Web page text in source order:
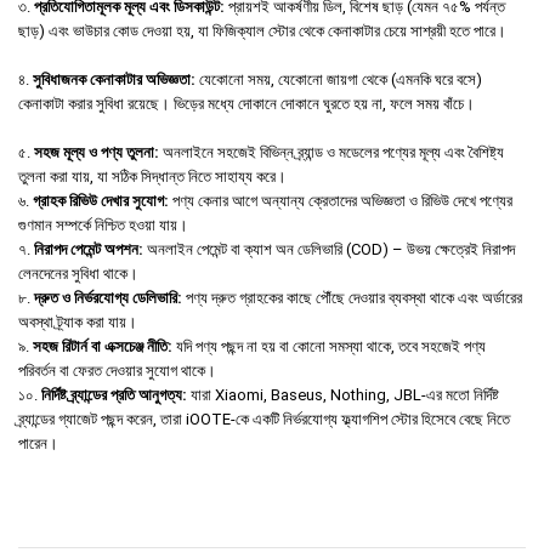
৩. প্রতিযোগিতামূলক মূল্য এবং ডিসকাউন্ট: প্রায়শই আকর্ষণীয় ডিল, বিশেষ ছাড় (যেমন ৭৫% পর্যন্ত
ছাড়) এবং ভাউচার কোড দেওয়া হয়, যা ফিজিক্যাল স্টোর থেকে কেনাকাটার চেয়ে সাশ্রয়ী হতে পারে।
৪. সুবিধাজনক কেনাকাটার অভিজ্ঞতা: যেকোনো সময়, যেকোনো জায়গা থেকে (এমনকি ঘরে বসে)
কেনাকাটা করার সুবিধা রয়েছে। ভিড়ের মধ্যে দোকানে দোকানে ঘুরতে হয় না, ফলে সময় বাঁচে।
৫. সহজ মূল্য ও পণ্য তুলনা: অনলাইনে সহজেই বিভিন্ন ব্র্যান্ড ও মডেলের পণ্যের মূল্য এবং বৈশিষ্ট্য
তুলনা করা যায়, যা সঠিক সিদ্ধান্ত নিতে সাহায্য করে।
৬. গ্রাহক রিভিউ দেখার সুযোগ: পণ্য কেনার আগে অন্যান্য ক্রেতাদের অভিজ্ঞতা ও রিভিউ দেখে পণ্যের
গুণমান সম্পর্কে নিশ্চিত হওয়া যায়।
৭. নিরাপদ পেমেন্ট অপশন: অনলাইন পেমেন্ট বা ক্যাশ অন ডেলিভারি (COD) – উভয় ক্ষেত্রেই নিরাপদ
লেনদেনের সুবিধা থাকে।
৮.দ্রুত ও নির্ভরযোগ্য ডেলিভারি: পণ্য দ্রুত গ্রাহকের কাছে পৌঁছে দেওয়ার ব্যবস্থা থাকে এবং অর্ডারের
অবস্থা ট্র্যাক করা যায়।
৯. সহজ রিটার্ন বা এক্সচেঞ্জ নীতি: যদি পণ্য পছন্দ না হয় বা কোনো সমস্যা থাকে, তবে সহজেই পণ্য
পরিবর্তন বা ফেরত দেওয়ার সুযোগ থাকে।
১০. নির্দিষ্ট ব্র্যান্ডের প্রতি আনুগত্য: যারা Xiaomi, Baseus, Nothing, JBL-এর মতো নির্দিষ্ট
ব্র্যান্ডের গ্যাজেট পছন্দ করেন, তারা iOOTE-কে একটি নির্ভরযোগ্য ফ্ল্যাগশিপ স্টোর হিসেবে বেছে নিতে
পারেন।